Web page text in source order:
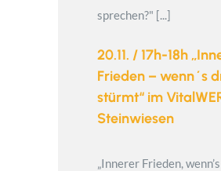
sprechen?" [...]
20.11. / 17h-18h
Frieden – wenn´s
stürmt“ im
Steinwiesen
„Innerer Frieden,